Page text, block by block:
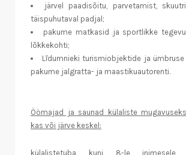
järvel paadisõitu, parvetamist,
täispuhutaval padjal;
pakume matkasid ja sportlikke
lõkkekohti;
Līdumnieki turismiobjektide ja
pakume jalgratta- ja maastikuautorenti.
Öömajad ja saunad külaliste
kas või järve keskel:
külalistetuba kuni 8-le inimesele,